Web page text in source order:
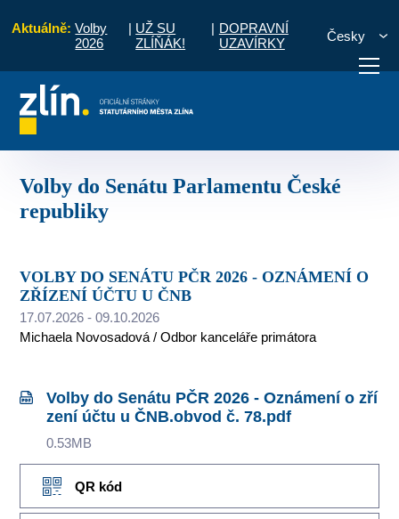
Aktuálně: Volby
2026
| UŽ SU
ZLÍŇÁK!
| DOPRAVNÍ
UZAVÍRKY
Česky
vyřídit Potřebuji zaplatit Diskuzní
Volby do Senátu Parlamentu České
republiky
VOLBY DO SENÁTU PČR 2026 - OZNÁMENÍ O
ZŘÍZENÍ ÚČTU U ČNB
17.07.2026 - 09.10.2026
Michaela Novosadová / Odbor kanceláře primátora
Volby do Senátu PČR 2026 - Oznámení o zří
zení účtu u ČNB.obvod č. 78.pdf
0.53MB
QR kód